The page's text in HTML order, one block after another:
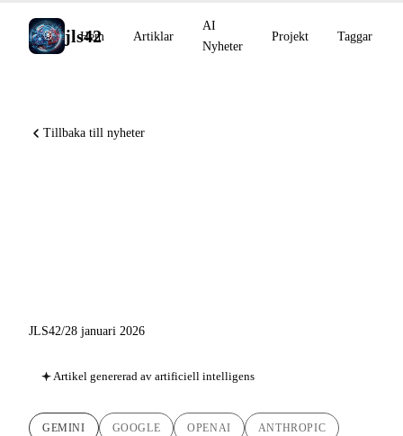
jls42
Hem Artiklar
AI
Nyheter
Projekt Taggar
Tillbaka till nyheter
JLS42/28 januari 2026
Artikel genererad av artificiell intelligens
GEMINI GOOGLE OPENAI ANTHROPIC